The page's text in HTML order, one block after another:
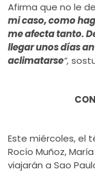
Afirma que no le
mi caso, como
me afecta tanto.
llegar unos días
aclimatarse”,
Este miércoles, el
Rocío Muñoz,
viajarán a Sao